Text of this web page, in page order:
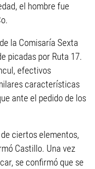
el hombre fue
la Comisaría Sexta
picadas por Ruta 17.
efectivos
características
ante el pedido de los
ciertos elementos,
Castillo. Una vez
se confirmó que se